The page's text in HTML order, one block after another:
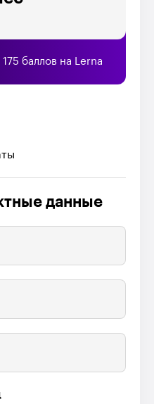
баллов на Lerna
данные